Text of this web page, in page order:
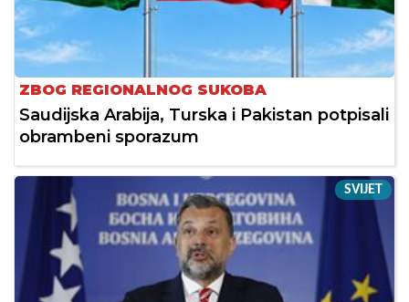
ZBOG REGIONALNOG SUKOBA
Saudijska Arabija, Turska i Pakistan potpisali
obrambeni sporazum
SVIJET